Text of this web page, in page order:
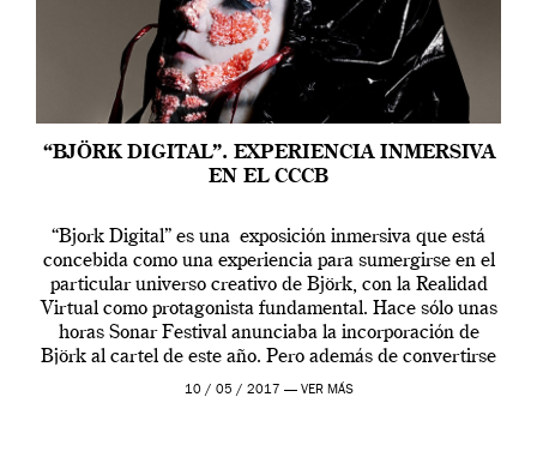
“BJÖRK DIGITAL”. EXPERIENCIA INMERSIVA
EN EL CCCB
“Bjork Digital” es una exposición inmersiva que está
concebida como una experiencia para sumergirse en el
particular universo creativo de Björk, con la Realidad
Virtual como protagonista fundamental. Hace sólo unas
horas Sonar Festival anunciaba la incorporación de
Björk al cartel de este año. Pero además de convertirse
en una de las actuaciones más relevantes […]
10 / 05 / 2017 — VER MÁS